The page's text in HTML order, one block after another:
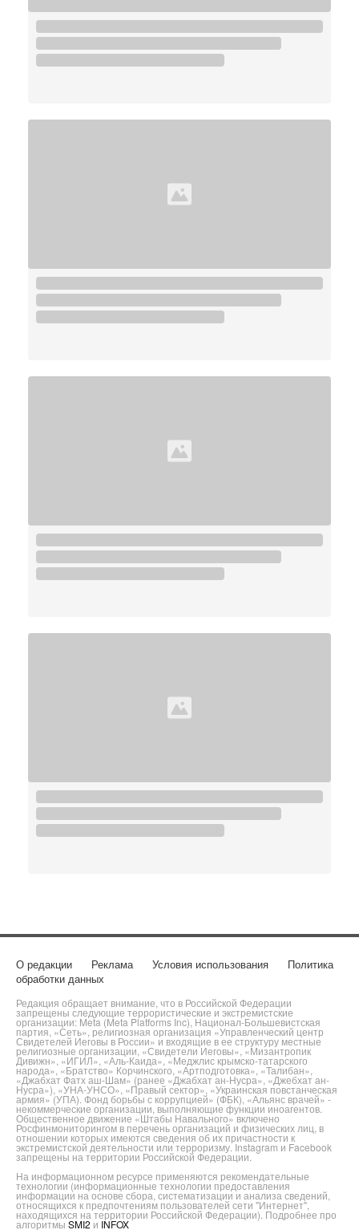
О редакции Реклама Условия использования
Политика
обработки данных
Редакция обращает внимание, что в Российской Федерации
запрещены следующие террористические и экстремистские
организации: Meta (Meta Platforms Inc), Национал-Большевистская
партия, «Сеть», религиозная организация «Управленческий центр
Свидетелей Иеговы в России» и входящие в ее структуру местные
религиозные организации, «Свидетели Иеговы», «Мизантропик
Дивижн», «ИГИЛ», «Аль-Каида», «Меджлис крымско-татарского
народа», «Братство» Корчинского, «Артподготовка», «Талибан»,
«Джабхат Фатх аш-Шам» (ранее «Джабхат ан-Нусра», «Джебхат ан-
Нусра»), «УНА-УНСО», «Правый сектор», «Украинская повстанческая
армия» (УПА). Фонд борьбы с коррупцией» (ФБК), «Альянс врачей» -
некоммерческие организации, выполняющие функции иноагентов.
Общественное движение «Штабы Навального» включено
Росфинмониторингом в перечень организаций и физических лиц, в
отношении которых имеются сведения об их причастности к
экстремистской деятельности или терроризму. Instagram и Facebook
запрещены на территории Российской Федерации.
На информационном ресурсе применяются рекомендательные
технологии (информационные технологии предоставления
информации на основе сбора, систематизации и анализа сведений,
относящихся к предпочтениям пользователей сети "Интернет",
находящихся на территории Российской Федерации). Подробнее про
алгоритмы SMI2 и INFOX